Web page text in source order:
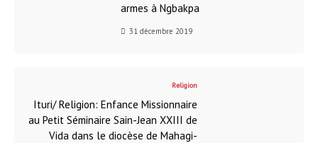
armes à Ngbakpa
31 décembre 2019
Religion
Ituri/ Religion: Enfance Missionnaire
au Petit Séminaire Sain-Jean XXIII de
Vida dans le diocèse de Mahagi-